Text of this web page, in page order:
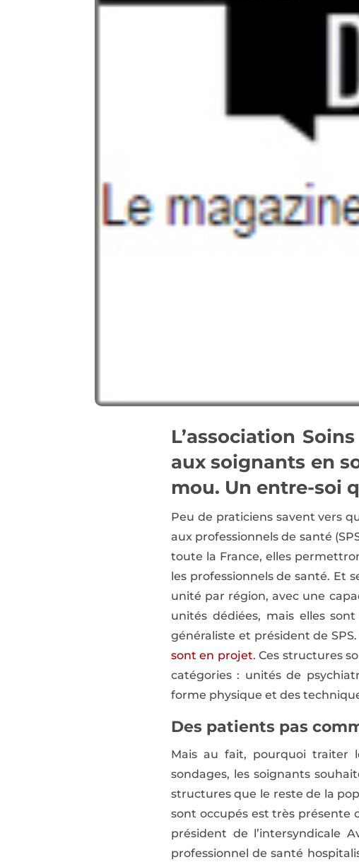
L’association
aux soignants en
mou. Un entre-soi
Peu de praticiens savent vers
aux professionnels de santé
toute la France, elles
les professionnels de santé. Et
unité par région, avec une
unités dédiées, mais elles
généraliste et président de SPS.
sont en projet. Ces structures
catégories : unités de
forme physique et des
Des patients pas
Mais au fait, pourquoi traiter
sondages, les soignants
structures que le reste de la
sont occupés est très présente
président de l’intersyndicale
professionnel de santé